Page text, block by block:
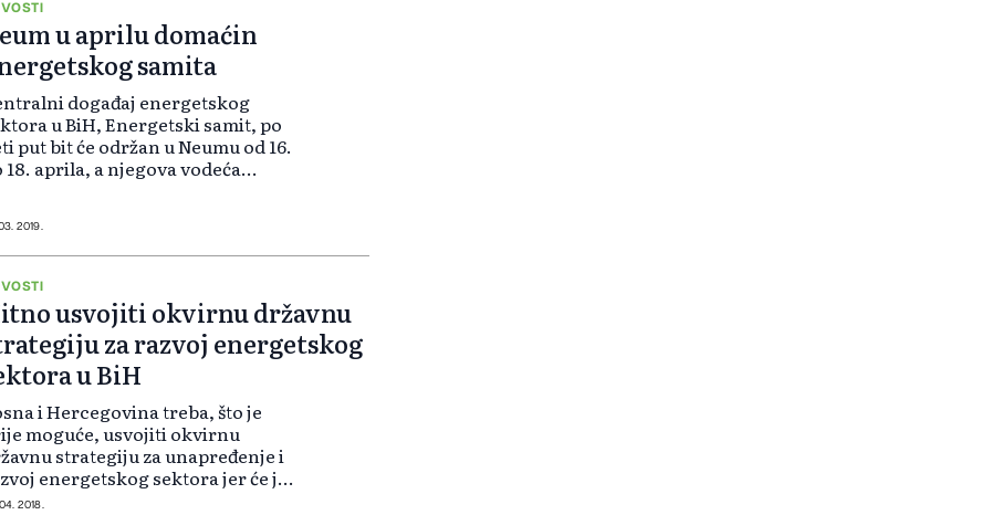
u aprilu domaćin
samita
događaj energetskog
u BiH, Energetski samit, po
put bit će održan u Neumu od 16.
18. aprila, a njegova vodeća
vlasti, međunarodnih
2019.
usvojiti okvirnu državnu
za razvoj energetskog
u BiH
i Hercegovina treba, što je
moguće, usvojiti okvirnu
strategiju za unapređenje i
energetskog sektora jer će joj
vrata za značajnu
2018.